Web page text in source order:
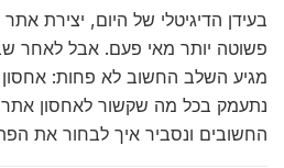
בעידן הדיגיטלי של היום, יצירת
פשוטה יותר מאי פעם. אבל לאחר
מגיע השלב החשוב לא פחות:
נתעמק בכל מה שקשור לאחסון
החשובים ונסביר איך לבחור את